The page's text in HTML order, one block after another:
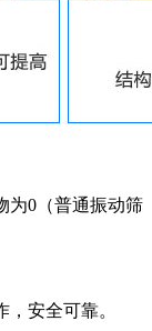
为0（普通振动筛
安全可靠。